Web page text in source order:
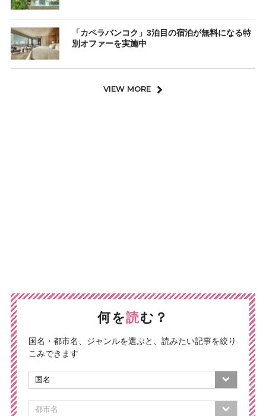
「カペラバンコク」3泊目の宿泊が無料になる特
別オファーを実施中
VIEW MORE
何を読む？
国名・都市名、ジャンルを選ぶと、読みたい記事を絞り
こみできます